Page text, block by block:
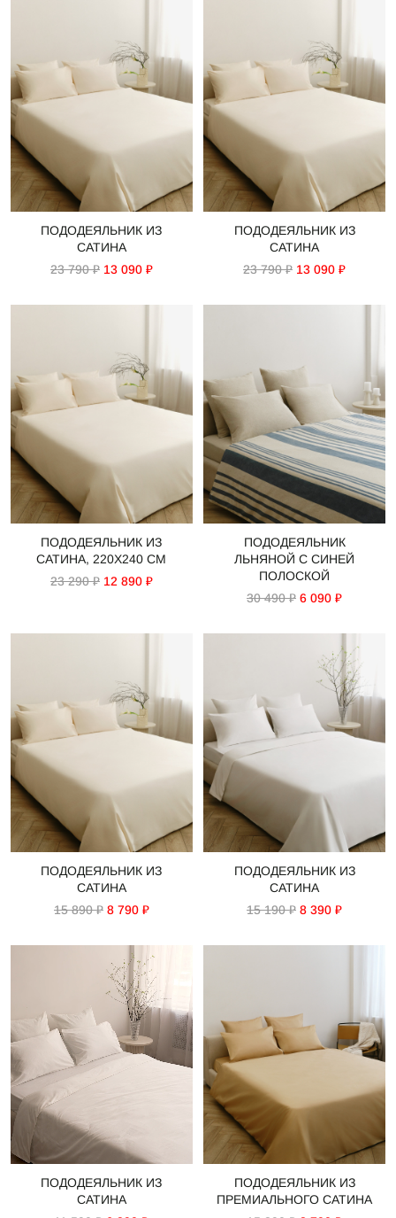
ПОДОДЕЯЛЬНИК ИЗ
САТИНА
23 790 ₽ 13 090 ₽
ПОДОДЕЯЛЬНИК ИЗ
САТИНА
23 790 ₽ 13 090 ₽
ПОДОДЕЯЛЬНИК ИЗ
САТИНА, 220Х240 СМ
23 290 ₽ 12 890 ₽
ПОДОДЕЯЛЬНИК
ЛЬНЯНОЙ С СИНЕЙ
ПОЛОСКОЙ
30 490 ₽6 090 ₽
ПОДОДЕЯЛЬНИК ИЗ
САТИНА
15 890 ₽8 790 ₽
ПОДОДЕЯЛЬНИК ИЗ
САТИНА
15 190 ₽8 390 ₽
ПОДОДЕЯЛЬНИК ИЗ
САТИНА
ПОДОДЕЯЛЬНИК ИЗ
ПРЕМИАЛЬНОГО САТИНА